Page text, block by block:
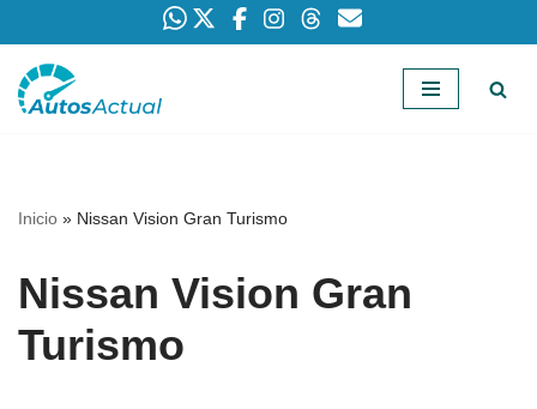
Saltar
Inicio » Nissan Vision Gran Turismo
Nissan Vision Gran
Turismo